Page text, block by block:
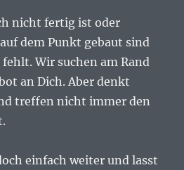
nicht fertig ist oder
dem Punkt gebaut sind
Wir suchen am Rand
an Dich. Aber denkt
treffen nicht immer den
einfach weiter und lasst